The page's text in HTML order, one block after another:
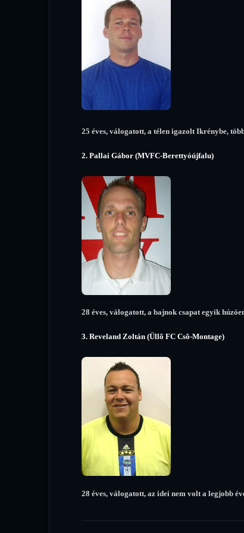
25 éves, válogatott, a télen igazolt Ikrénybe,
2. Pallai Gábor (MVFC-Berettyóújfalu)
28 éves, válogatott, a bajnok csapat egyik
3. Reveland Zoltán (Üllõ FC Csõ-Montage)
28 éves, válogatott, az idei nem volt a legjobb